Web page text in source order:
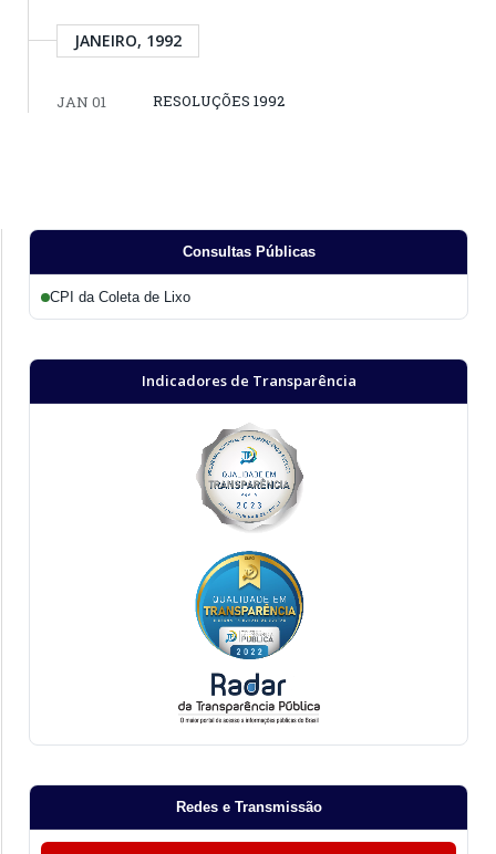
JANEIRO, 1992
JAN 01 RESOLUÇÕES 1992
Consultas Públicas
CPI da Coleta de Lixo
Indicadores de Transparência
Redes e Transmissão